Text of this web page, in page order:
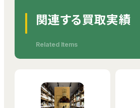
関連する買取実績
Related Items